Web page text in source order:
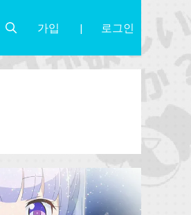
가입 로그인